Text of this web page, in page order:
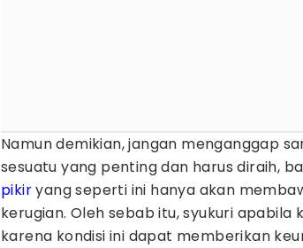
Namun demikian, jangan menganggap
sesuatu yang penting dan harus diraih,
pikiryang seperti ini hanya akan
kerugian. Oleh sebab itu, syukuri apabila
karena kondisi ini dapat memberikan